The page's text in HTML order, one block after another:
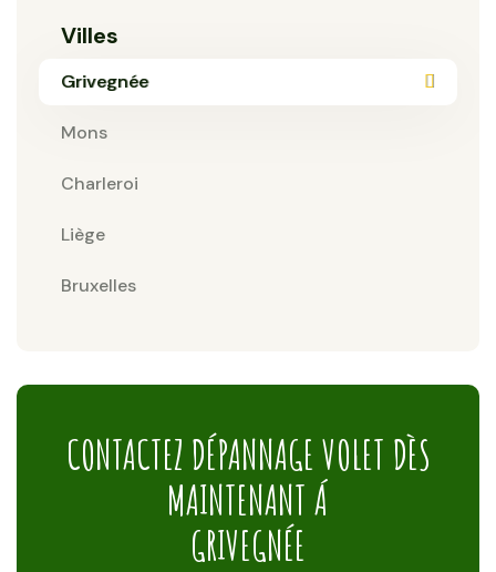
Villes
Grivegnée
Mons
Charleroi
Liège
Bruxelles
CONTACTEZ DÉPANNAGE VOLET DÈS
MAINTENANT Á
GRIVEGNÉE